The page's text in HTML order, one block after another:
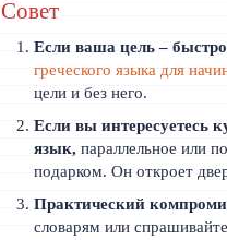
Совет
Если ваша цель –
греческого языка для
цели и без него.
Если вы интересуетесь
язык, параллельное или
подарком. Он откроет
Практический
словарям или